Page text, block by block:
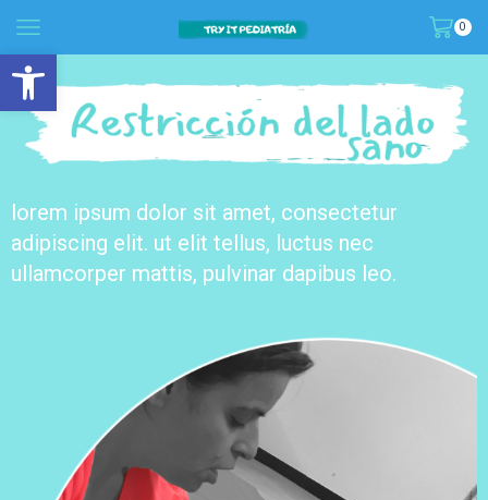
abrir barra de herramientas
0
lorem ipsum dolor sit amet, consectetur
adipiscing elit. ut elit tellus, luctus nec
ullamcorper mattis, pulvinar dapibus leo.